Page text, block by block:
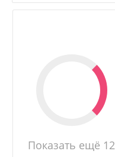
Показать ещё 12